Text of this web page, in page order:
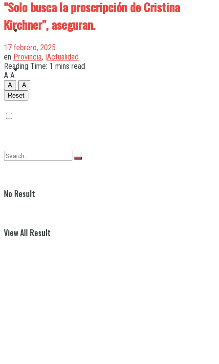
Quilmes
Varela
No Result
View All Result
"Solo busca la proscripción de Cristina
Kirchner", aseguran.
17 febrero, 2025
en Provincia, |Actualidad
Reading Time: 1 mins read
A A
A
A
Reset